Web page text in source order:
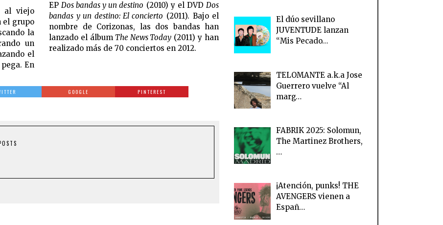
al viejo
el grupo
la
un
el
En
EPDos bandas y un destino (2010) y el DVDDos
bandas y un destino: El concierto (2011). Bajo el
nombre de Corizonas, las dos bandas han
lanzado el álbum The News Today (2011) y han
realizado más de 70 conciertos en 2012.
GOOGLE PINTEREST
El dúo sevillano
JUVENTUDE lanzan
“Mis Pecado…
TELOMANTE a.k.a Jose
Guerrero vuelve “Al
marg…
FABRIK 2025: Solomun,
The Martinez Brothers,
…
¡Atención, punks! THE
AVENGERS vienen a
Españ…